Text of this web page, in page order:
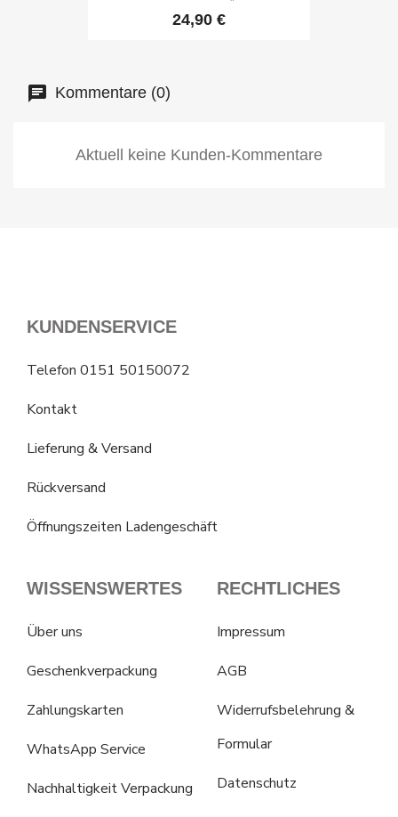
24,90 €
Kommentare (0)
Aktuell keine Kunden-Kommentare
KUNDENSERVICE
Telefon 0151 50150072
Kontakt
Lieferung & Versand
Rückversand
Öffnungszeiten Ladengeschäft
WISSENSWERTES
Über uns
Geschenkverpackung
Zahlungskarten
WhatsApp Service
Nachhaltigkeit Verpackung
RECHTLICHES
Impressum
AGB
Widerrufsbelehrung &
Formular
Datenschutz